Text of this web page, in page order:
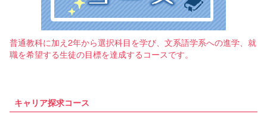
普通教科に加え2年から選択科目を学び、文系語学系への進学、就
職を希望する生徒の目標を達成するコースです。
キャリア探求コース